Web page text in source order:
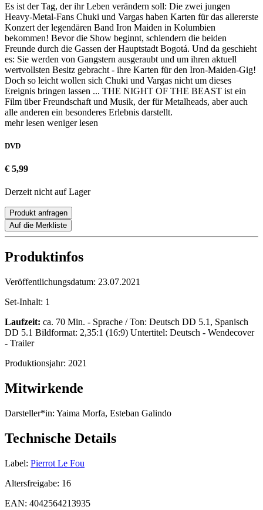
Es ist der Tag, der ihr Leben verändern soll: Die zwei jungen
Heavy-Metal-Fans Chuki und Vargas haben Karten für das allererste
Konzert der legendären Band Iron Maiden in Kolumbien
bekommen! Bevor die Show beginnt, schlendern die beiden
Freunde durch die Gassen der Hauptstadt Bogotá. Und da geschieht
es: Sie werden von Gangstern ausgeraubt und um ihren aktuell
wertvollsten Besitz gebracht - ihre Karten für den Iron-Maiden-Gig!
Doch so leicht wollen sich Chuki und Vargas nicht um dieses
Ereignis bringen lassen ... THE NIGHT OF THE BEAST ist ein
Film über Freundschaft und Musik, der für Metalheads, aber auch
alle anderen ein besonderes Erlebnis darstellt.
mehr lesen weniger lesen
DVD
€ 5,99
Derzeit nicht auf Lager
Produkt anfragen
Auf die Merkliste
Produktinfos
Veröffentlichungsdatum: 23.07.2021
Set-Inhalt: 1
Laufzeit: ca. 70 Min. - Sprache / Ton: Deutsch DD 5.1, Spanisch
DD 5.1 Bildformat: 2,35:1 (16:9) Untertitel: Deutsch - Wendecover
- Trailer
Produktionsjahr: 2021
Mitwirkende
Darsteller*in: Yaima Morfa, Esteban Galindo
Technische Details
Label: Pierrot Le Fou
Altersfreigabe: 16
EAN: 4042564213935